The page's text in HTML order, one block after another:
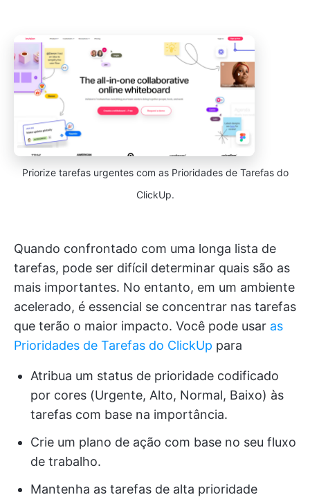
Priorize tarefas urgentes com as Prioridades de Tarefas do
ClickUp.
Quando confrontado com uma longa lista de
tarefas, pode ser difícil determinar quais são as
mais importantes. No entanto, em um ambiente
acelerado, é essencial se concentrar nas tarefas
que terão o maior impacto. Você pode usar as
Prioridades de Tarefas do ClickUp para
Atribua um status de prioridade codificado
por cores (Urgente, Alto, Normal, Baixo) às
tarefas com base na importância.
Crie um plano de ação com base no seu fluxo
de trabalho.
Mantenha as tarefas de alta prioridade